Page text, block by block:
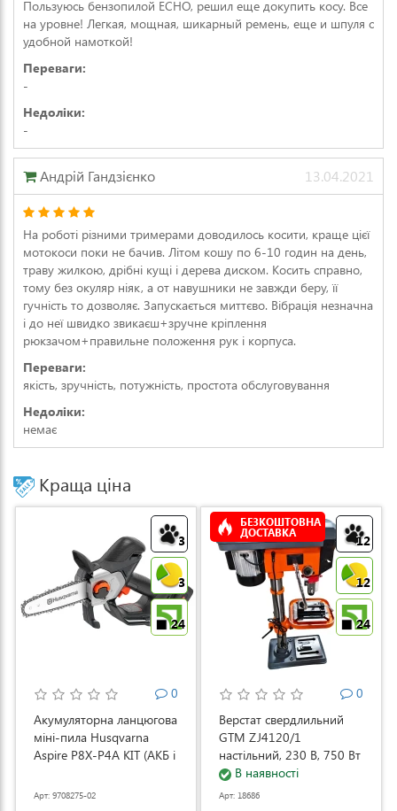
Пользуюсь бензопилой ECHO, решил еще докупить косу. Все
на уровне! Легкая, мощная, шикарный ремень, еще и шпуля с
удобной намоткой!
Переваги:
-
Недоліки:
-
Андрій Гандзієнко 13.04.2021
На роботі різними тримерами доводилось косити, краще цієї
мотокоси поки не бачив. Літом кошу по 6-10 годин на день,
траву жилкою, дрібні кущі і дерева диском. Косить справно,
тому без окуляр ніяк, а от навушники не завжди беру, її
гучність то дозволяє. Запускається миттєво. Вібрація незначна
і до неї швидко звикаєш+зручне кріплення
рюкзачом+правильне положення рук і корпуса.
Переваги:
якість, зручність, потужність, простота обслуговування
Недоліки:
немає
Краща ціна
3
3
24
0
Акумуляторна ланцюгова
міні-пила Husqvarna
Aspire P8X-P4A KIT (АКБ і
Арт: 9708275-02
12
12
24
БЕЗКОШТОВНА
ДОСТАВКА
0
Верстат свердлильний
GTM ZJ4120/1
настільний, 230 В, 750 Вт
(ZJ4120/1)
В наявності
Арт: 18686